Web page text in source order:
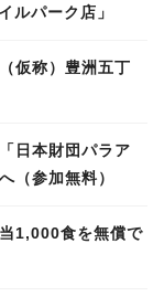
ルパーク店」
仮称）豊洲五丁
日本財団パラア
（参加無料）
1,000食を無償で